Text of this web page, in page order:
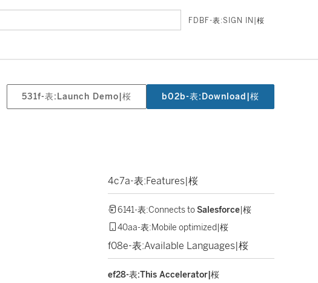
FDBF-表:SIGN IN|桜
531f-表:Launch Demo|桜 b02b-表:Download|桜
4c7a-表:Features|桜
6141-表:Connects toSalesforce |桜
40aa-表:Mobile optimized|桜
f08e-表:Available Languages|桜
ef28-表:This Accelerator|桜